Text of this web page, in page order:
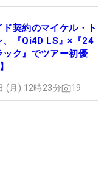
契約のマイケル・ト
、『Qi4D LS』×『24
ック』でツアー初優
(月) 12時23分 19